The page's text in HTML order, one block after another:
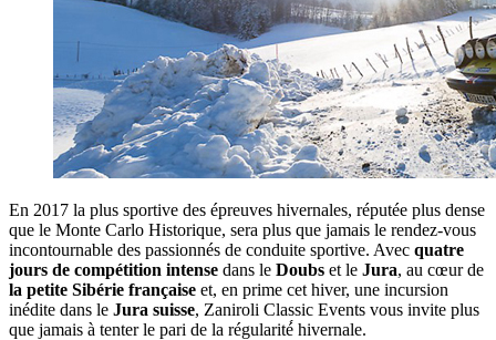
En 2017 la plus sportive des épreuves hivernales, réputée plus dense
que le Monte Carlo Historique, sera plus que jamais le rendez‐vous
incontournable des passionnés de conduite sportive. Avec quatre
jours de compétition intense dans le Doubs et le Jura, au cœur de
la petite Sibérie française et, en prime cet hiver, une incursion
inédite dans le Jura suisse, Zaniroli Classic Events vous invite plus
que jamais à tenter le pari de la régularité́ hivernale.